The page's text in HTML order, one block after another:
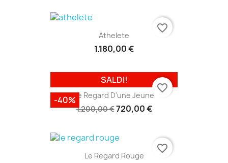
Athelete
1.180,00 €
favorite_border
Le Regard D'une Jeune
1.200,00 €720,00 €
SALDI!
-40%
favorite_border
Le Regard Rouge
favorite_border